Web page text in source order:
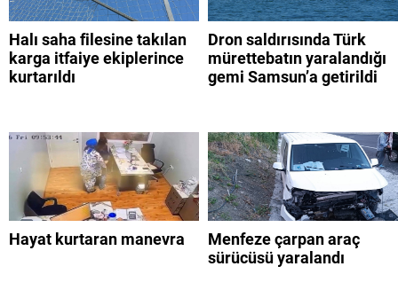
Halı saha filesine takılan
karga itfaiye ekiplerince
kurtarıldı
Dron saldırısında Türk
mürettebatın yaralandığı
gemi Samsun’a getirildi
Hayat kurtaran manevra
Menfeze çarpan araç
sürücüsü yaralandı